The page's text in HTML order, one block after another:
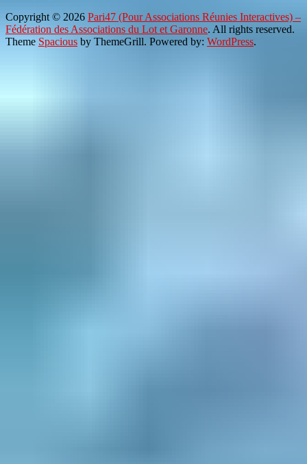
Copyright © 2026 Pari47 (Pour Associations Réunies Interactives) –
Fédération des Associations du Lot et Garonne. All rights reserved.
Theme Spacious by ThemeGrill. Powered by: WordPress.